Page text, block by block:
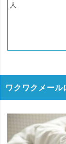
人
ワクワクメー